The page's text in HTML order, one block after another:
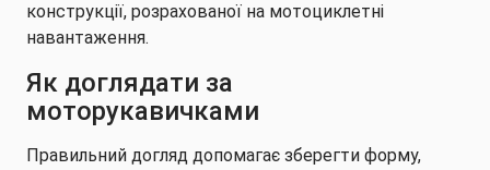
конструкції, розрахованої на мотоциклетні
навантаження.
Як доглядати за
моторукавичками
Правильний догляд допомагає зберегти форму,